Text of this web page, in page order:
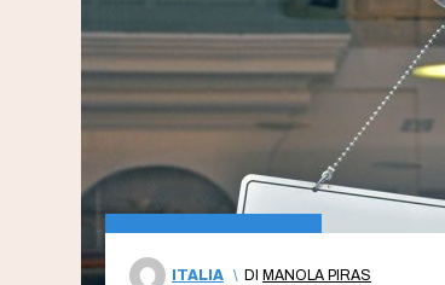
ITALIA \ DI MANOLA PIRAS